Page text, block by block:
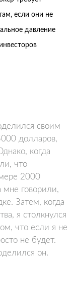
если они не
давление
своим
долларов,
когда
что
2000
говорили,
Затем, когда
я столкнулся
что если я не
не будет.
он.